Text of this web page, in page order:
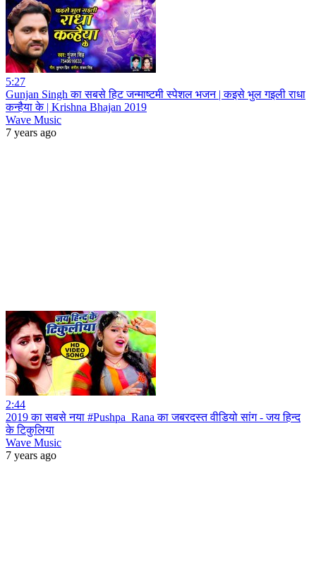
5:27
Gunjan Singh का सबसे हिट जन्माष्टमी स्पेशल भजन | कइसे भुल गइली राधा
कन्हैया के | Krishna Bhajan 2019
Wave Music
7 years ago
2:44
2019 का सबसे नया #Pushpa_Rana का जबरदस्त वीडियो सांग - जय हिन्द
के टिकुलिया
Wave Music
7 years ago